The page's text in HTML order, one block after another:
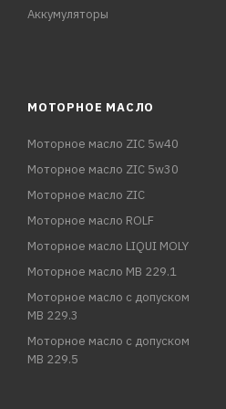
TOYOTA Hiace
TOYOTA Sienna
TOYOTA Urban Cruiser
TOYOTA Vanguard
TOYOTA Yaris
TOYOTA Zelas
Высота: 67 мм
Аккумуляторы
МОТОРНОЕ МАСЛО
Моторное масло ZIC 5w40
Моторное масло ZIC 5w30
Моторное масло ZIC
Моторное масло ROLF
Моторное масло LIQUI MOLY
Моторное масло MB 229.1
Моторное масло с допуском
MB 229.3
Моторное масло с допуском
MB 229.5